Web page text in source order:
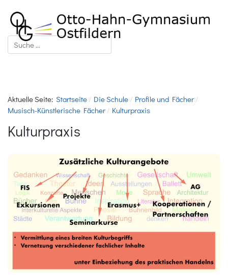
Suchen
Aktuelle Seite: Startseite Die Schule
Profile und Fächer
Musisch-Künstlerische Fächer
Kulturpraxis
Kulturpraxis